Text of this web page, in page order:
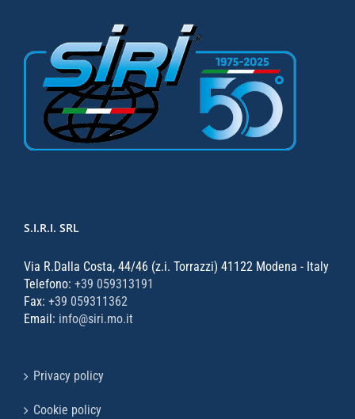
S.I.R.I. SRL
Via R.Dalla Costa, 44/46 (z.i. Torrazzi) 41122 Modena - Italy
Telefono: +39 059313191
Fax: +39 059311362
Email: info@siri.mo.it
Privacy policy
Cookie policy